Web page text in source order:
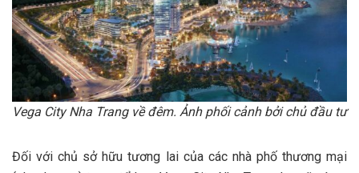
Vega City Nha Trang về đêm. Ảnh phối cảnh bởi chủ đầu tư
Đối với chủ sở hữu tương lai của các nhà phố thương mại